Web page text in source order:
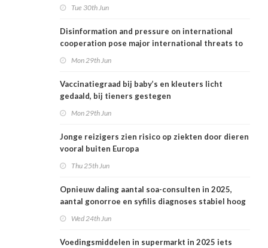
Tue 30th Jun
Disinformation and pressure on international
cooperation pose major international threats to
Mon 29th Jun
Vaccinatiegraad bij baby’s en kleuters licht
gedaald, bij tieners gestegen
Mon 29th Jun
Jonge reizigers zien risico op ziekten door dieren
vooral buiten Europa
Thu 25th Jun
Opnieuw daling aantal soa-consulten in 2025,
aantal gonorroe en syfilis diagnoses stabiel hoog
Wed 24th Jun
Voedingsmiddelen in supermarkt in 2025 iets